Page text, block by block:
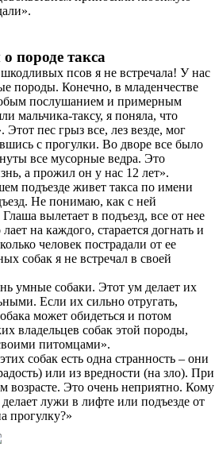
породе такса
псов я не встречала! У нас
породы. Конечно, в младенчестве
послушанием и примерным
мальчика-таксу, я поняла, что
Этот пес грыз все, лез везде, мог
с прогулки. Во дворе все было
все мусорные ведра. Это
а прожил он у нас 12 лет».
подъезде живет такса по имени
Не понимаю, как с ней
вылетает в подъезд, все от нее
на каждого, старается догнать и
человек пострадали от ее
собак я не встречал в своей
умные собаки. Этот ум делает их
Если их сильно отругать,
может обидеться и потом
владельцев собак этой породы,
питомцами».
собак есть одна странность – они
или из вредности (на зло). При
возрасте. Это очень неприятно. Кому
лужи в лифте или подъезде от
прогулку?»